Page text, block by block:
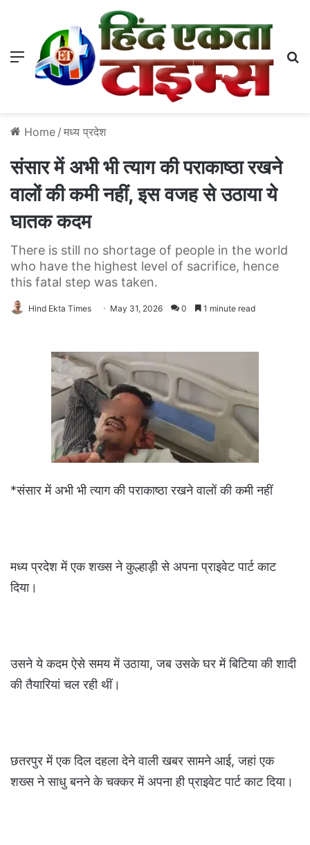
Menu
Home / मध्य प्रदेश
संसार में अभी भी त्याग की पराकाष्ठा रखने
वालों की कमी नहीं, इस वजह से उठाया ये
घातक कदम
There is still no shortage of people in the world
who have the highest level of sacrifice, hence
this fatal step was taken.
Hind Ekta Times May 31, 2026 0 1 minute read
*संसार में अभी भी त्याग की पराकाष्ठा रखने वालों की कमी नहीं
मध्य प्रदेश में एक शख्स ने कुल्हाड़ी से अपना प्राइवेट पार्ट काट
दिया।
उसने ये कदम ऐसे समय में उठाया, जब उसके घर में बिटिया की शादी
की तैयारियां चल रही थीं।
छतरपुर में एक दिल दहला देने वाली खबर सामने आई, जहां एक
शख्स ने साधु बनने के चक्कर में अपना ही प्राइवेट पार्ट काट दिया।